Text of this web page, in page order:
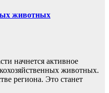
животных
начнется активное
животных.
региона. Это станет